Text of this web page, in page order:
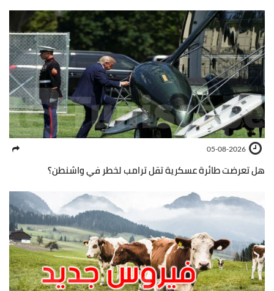
05-08-2026
هل تعرضت طائرة عسكرية تقل ترامب لخطر في واشنطن؟